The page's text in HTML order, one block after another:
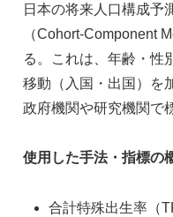
日本の将来人口構成予
（Cohort-Component
る。これは、年齢・性
移動（入国・出国）を
政府機関や研究機関で
使用した手法・指標の
合計特殊出生率（